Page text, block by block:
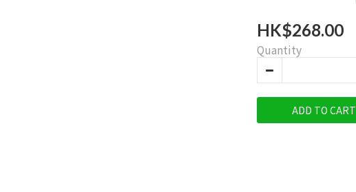
HK$268.00
Quantity
ADD TO CART